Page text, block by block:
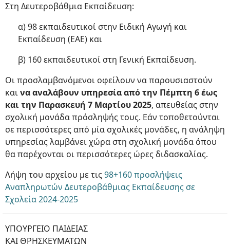
Στη Δευτεροβάθμια Εκπαίδευση:
α) 98 εκπαιδευτικοί στην Ειδική Αγωγή και
Εκπαίδευση (ΕΑΕ) και
β) 160 εκπαιδευτικοί στη Γενική Εκπαίδευση.
Οι προσλαμβανόμενοι οφείλουν να παρουσιαστούν
καινα αναλάβουν υπηρεσία από την Πέμπτη 6 έως
και την Παρασκευή 7 Μαρτίου 2025, απευθείας στην
σχολική μονάδα πρόσληψής τους. Εάν τοποθετούνται
σε περισσότερες από μία σχολικές μονάδες, η ανάληψη
υπηρεσίας λαμβάνει χώρα στη σχολική μονάδα όπου
θα παρέχονται οι περισσότερες ώρες διδασκαλίας.
Λήψη του αρχείου με τις98+160 προσλήψεις
Αναπληρωτών Δευτεροβάθμιας Εκπαίδευσης σε
Σχολεία 2024-2025
ΥΠΟΥΡΓΕΙΟ ΠΑΙΔΕΙΑΣ
ΚΑΙ ΘΡΗΣΚΕΥΜΑΤΩΝ